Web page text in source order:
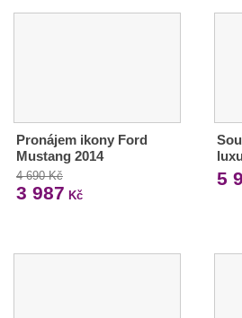
Pronájem ikony Ford
Mustang 2014
4 690 Kč
3 987 Kč
5